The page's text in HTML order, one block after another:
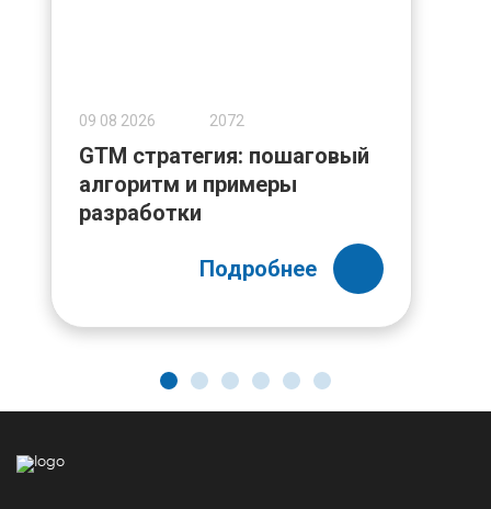
09 08 2026 2072
GTM стратегия: пошаговый
алгоритм и примеры
разработки
Подробнее